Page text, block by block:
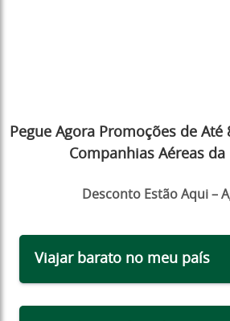
Pegue Agora Promoções de Até
Companhias Aéreas da
Desconto Estão Aqui –
Viajar barato no meu país